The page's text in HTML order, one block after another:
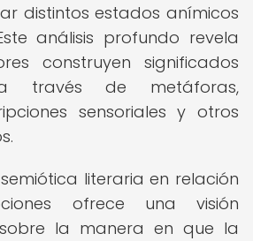
distintos estados anímicos
análisis profundo revela
construyen significados
a través de metáforas,
sensoriales y otros
literaria en relación
ofrece una visión
la manera en que la